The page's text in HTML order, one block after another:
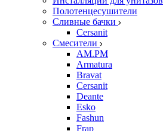
Полотенцесушители
Сливные бачки
Cersanit
Смесители
AM.PM
Armatura
Bravat
Cersanit
Deante
Esko
Fashun
Frap